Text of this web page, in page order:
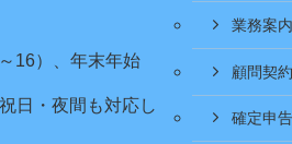
16）、年末年始
日・夜間も対応し
業務案内
顧問契
確定申